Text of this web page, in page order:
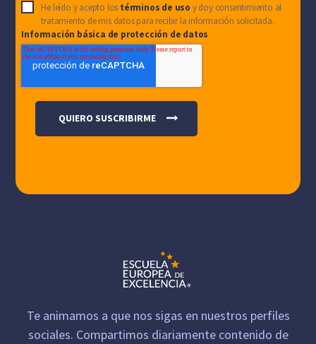
He leído y acepto los términos de uso y doy consentimiento al
tratamiento de mis datos para recibir la información solicitada.
Información básica de protección de datos
Te animamos a que nos sigas en nuestros perfiles
sociales. Compartimos diariamente contenido de